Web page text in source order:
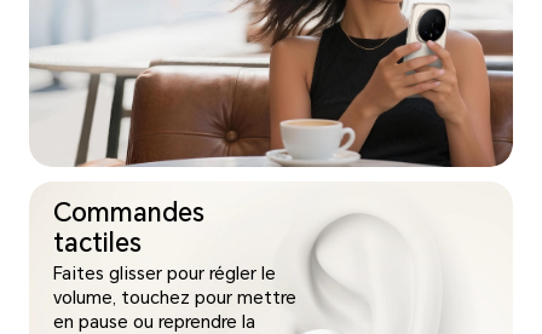
Commandes
tactiles
Faites glisser pour régler le
volume, touchez pour mettre
en pause ou reprendre la